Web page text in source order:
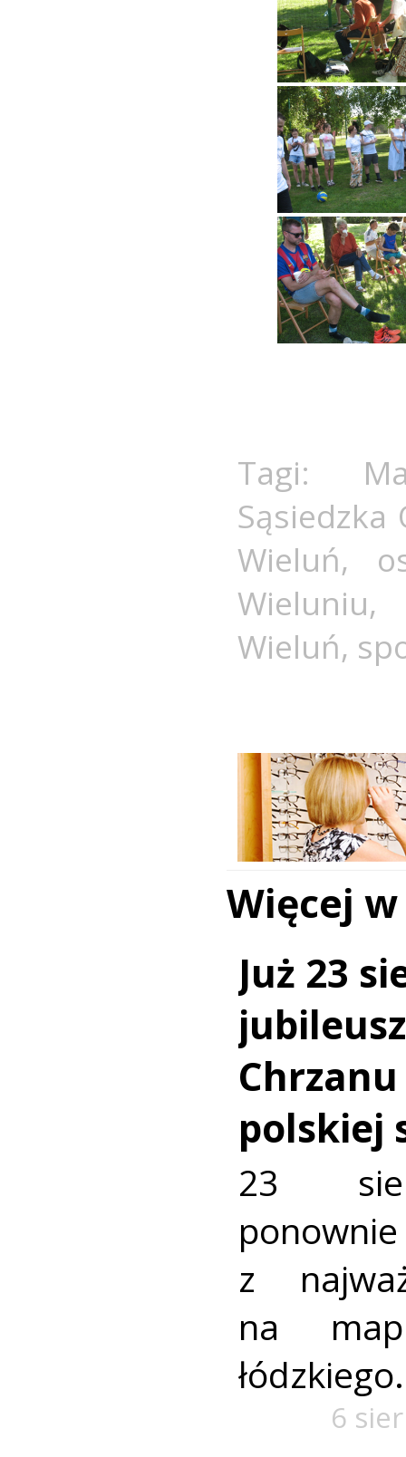
Tagi:
Sąsiedzka
Wieluń,
Wieluniu
Wieluń,
Więcej
Już 23
polskiej
23
z
na
łódzkiego.
6